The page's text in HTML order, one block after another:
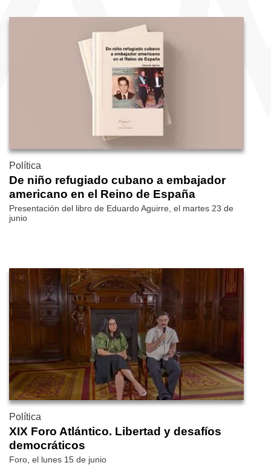
Política
De niño refugiado cubano a embajador
americano en el Reino de España
Presentación del libro de Eduardo Aguirre, el martes 23 de
junio
Política
XIX Foro Atlántico. Libertad y desafíos
democráticos
Foro, el lunes 15 de junio